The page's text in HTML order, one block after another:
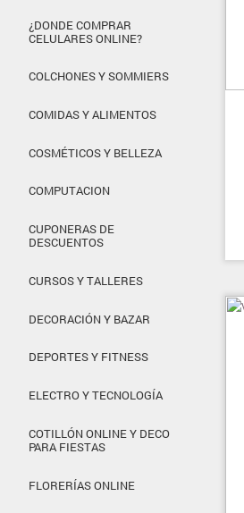
¿DONDE COMPRAR
CELULARES ONLINE?
COLCHONES Y SOMMIERS
COMIDAS Y ALIMENTOS
COSMÉTICOS Y BELLEZA
COMPUTACION
CUPONERAS DE
DESCUENTOS
CURSOS Y TALLERES
DECORACIÓN Y BAZAR
DEPORTES Y FITNESS
ELECTRO Y TECNOLOGÍA
COTILLÓN ONLINE Y DECO
PARA FIESTAS
FLORERÍAS ONLINE